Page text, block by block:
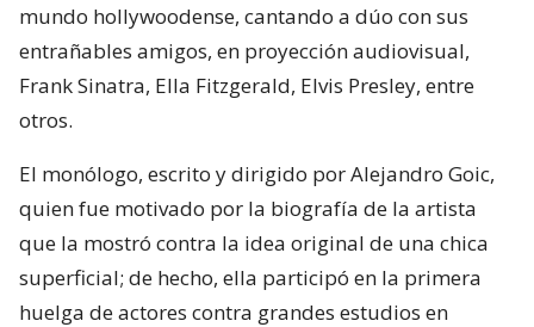
mundo hollywoodense, cantando a dúo con sus
entrañables amigos, en proyección audiovisual,
Frank Sinatra, Ella Fitzgerald, Elvis Presley, entre
otros.
El monólogo, escrito y dirigido por Alejandro Goic,
quien fue motivado por la biografía de la artista
que la mostró contra la idea original de una chica
superficial; de hecho, ella participó en la primera
huelga de actores contra grandes estudios en